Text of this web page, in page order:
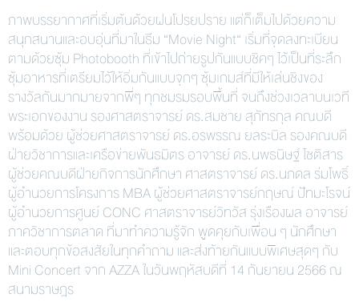
ภาพบรรยากาศที่เริ่มต้นด้วยฝนโปรยปราย แต่ก็เต็มไปด้วยความ
สนุกสนานและอบอุ่นที่มาในธีม “Movie Night“ เริ่มที่จุดลงทะเบียน
ตามด้วยซุ้ม Photobooth ที่เข้าไปถ่ายรูปกันแบบชิคๆ ไว้เป็นที่ระลึก
ซุ้มอาหารที่เตรียมไว้ให้อิ่มกันแบบจุกๆ ซุ้มเกมส์ที่มีให้เล่นชิงของ
รางวัลกันมากมายจากพี่ๆ ทุกชมรมรอบพื้นที่ จนถึงช่วงเวลาบนเวที
พระเอกของงาน รองศาสตราจารย์ ดร.สมชาย สุภัทรกุล คณบดี
พร้อมด้วย ผู้ช่วยศาสตราจารย์ ดร.อรพรรณ ยลระบิล รองคณบดี
ฝ่ายวิชาการและเครือข่ายพันธมิตร อาจารย์ ดร.นพธนิษฐ์ โชติสาร
ผู้ช่วยคณบดีฝ่ายกิจการนักศึกษา ศาสตราจารย์ ดร.นภดล ร่มโพธิ์
ผู้อำนวยการโครงการ MBA ผู้ช่วยศาสตราจารย์กฤษณ์ ปัทมะโรจน์
ผู้อำนวยการศูนย์ CONC ศาสตราจารย์วิทวัส รุ่งเรืองผล อาจารย์
ภาควิชาการตลาด ที่มาทำความรู้จัก พูดคุยกับเพื่อน ๆ นักศึกษา
และตอบทุกข้อสงสัยในทุกคำถาม และส่งท้ายกันแบบพิเศษสุดๆ กับ
Mini Concert จาก AZZA ในวันพฤหัสบดีที่ 14 กันยายน 2566 ณ
สนามราษฎร